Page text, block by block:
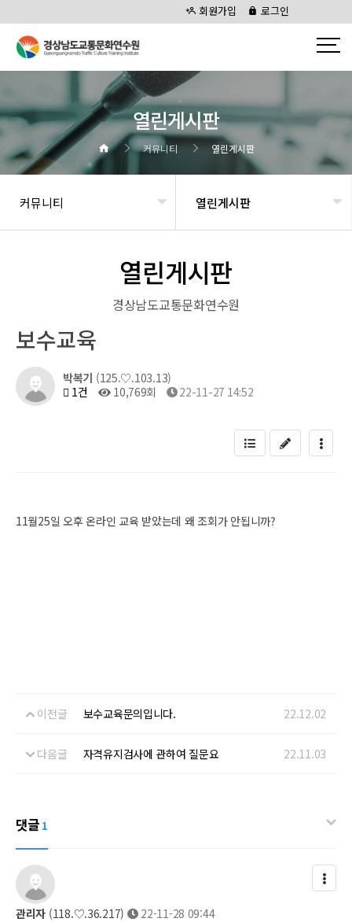
회원가입 로그인
열린게시판
커뮤니티 열린게시판
커뮤니티 열린게시판
열린게시판
경상남도교통문화연수원
보수교육
박복기 (125.♡.103.13)
1건
10,769회 22-11-27 14:52
11월25일 오후 온라인 교육 받았는데 왜 조회가 안됩니까?
이전글 보수교육문의입니다. 22.12.02
다음글 자격유지검사에 관하여 질문요 22.11.03
댓글 1
관리자 (118.♡.36.217)
22-11-28 09:44